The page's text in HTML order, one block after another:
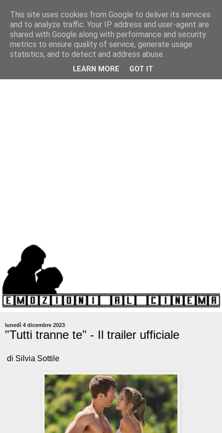
lunedì 4 dicembre 2023
"Tutti tranne te" - Il trailer ufficiale
di Silvia Sottile
This site uses cookies from Google to deliver its services
and to analyze traffic. Your IP address and user-agent are
shared with Google along with performance and security
metrics to ensure quality of service, generate usage
statistics, and to detect and address abuse.
LEARN MORE GOT IT